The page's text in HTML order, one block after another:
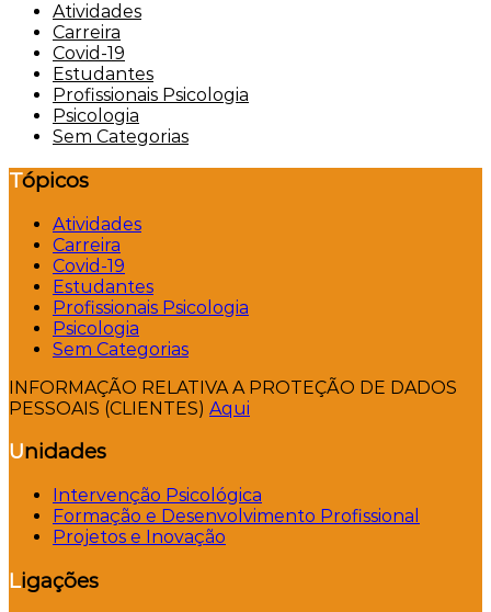
Atividades
Carreira
Covid-19
Estudantes
Profissionais Psicologia
Psicologia
Sem Categorias
Tópicos
Atividades
Carreira
Covid-19
Estudantes
Profissionais Psicologia
Psicologia
Sem Categorias
INFORMAÇÃO RELATIVA A PROTEÇÃO DE DADOS
PESSOAIS (CLIENTES) Aqui
Unidades
Intervenção Psicológica
Formação e Desenvolvimento Profissional
Projetos e Inovação
Ligações